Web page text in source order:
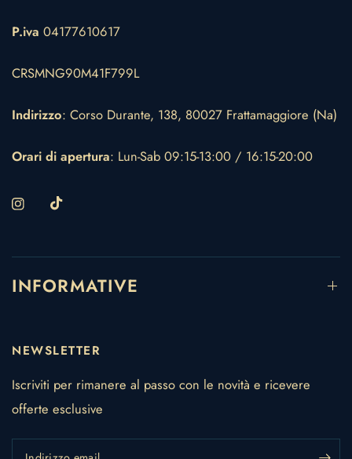
P.iva04177610617
CRSMNG90M41F799L
Indirizzo: Corso Durante, 138, 80027 Frattamaggiore (Na)
Orari di apertura: Lun-Sab 09:15-13:00 / 16:15-20:00
INFORMATIVE
NEWSLETTER
Iscriviti per rimanere al passo con le novità e ricevere
offerte esclusive